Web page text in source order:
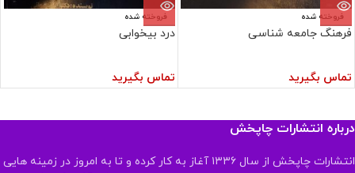
فروخته شده
فرهنگ جامعه شناسی
تماس بگیرید
فروخته شده
درد بیخوابی
تماس بگیرید
درباره انتشارات چاپخش
انتشارات چاپخش از سال ۱۳۳۶ آغاز به کار کرده و تا به امروز در زمینه هایی